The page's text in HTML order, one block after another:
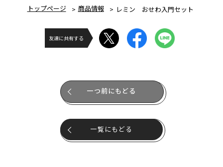
トップページ 商品情報 レミン おせわ入門セット
友達に共有する
一つ前にもどる
一覧にもどる